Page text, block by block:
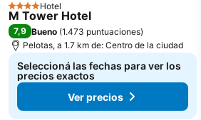
4 Estrellas
Hotel
M Tower Hotel
7,9 Bueno (1.473 puntuaciones)
Pelotas, a 1.7 km de: Centro de la ciudad
Seleccioná las fechas para ver los
precios exactos
Ver precios